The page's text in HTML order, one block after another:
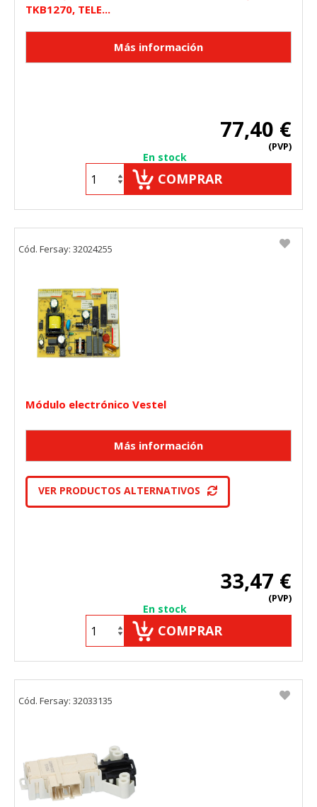
TKB1270, TELE...
77,40 €
(PVP)
En stock
COMPRAR
Módulo electrónico Vestel
VER PRODUCTOS ALTERNATIVOS
33,47 €
(PVP)
En stock
COMPRAR
Cód. Fersay: 32024255
Cód. Fersay: 32033135
CONFIGURACIÓN DE COOKIES